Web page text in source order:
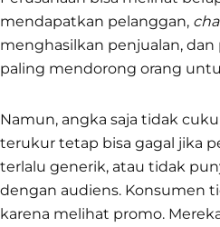
mendapatkan pelanggan,
menghasilkan penjualan, dan
paling mendorong orang
Namun, angka saja tidak
terukur tetap bisa gagal jika
terlalu generik, atau tidak
dengan audiens. Konsumen
karena melihat promo.